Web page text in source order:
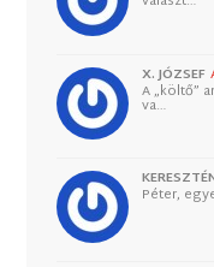
X. JÓZSEF
A „költő”
va…
Péter,